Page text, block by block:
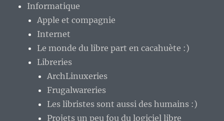
Informatique
Apple et compagnie
Internet
Le monde du libre part en cacahuète :)
Libreries
ArchLinuxeries
Frugalwareries
Les libristes sont aussi des humains :)
Projets un peu fou du logiciel libre